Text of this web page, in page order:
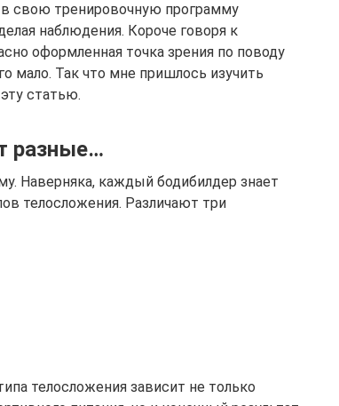
свою тренировочную программу
наблюдения. Короче говоря к
оформленная точка зрения по поводу
мало. Так что мне пришлось изучить
статью.
разные…
Наверняка, каждый бодибилдер знает
телосложения. Различают три
телосложения зависит не только